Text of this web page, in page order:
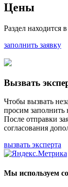
Цены
Раздел находится
заполнить заявку
Вызвать
Чтобы вызвать
просим
После отправки
согласования
вызвать эксперта
Мы используем